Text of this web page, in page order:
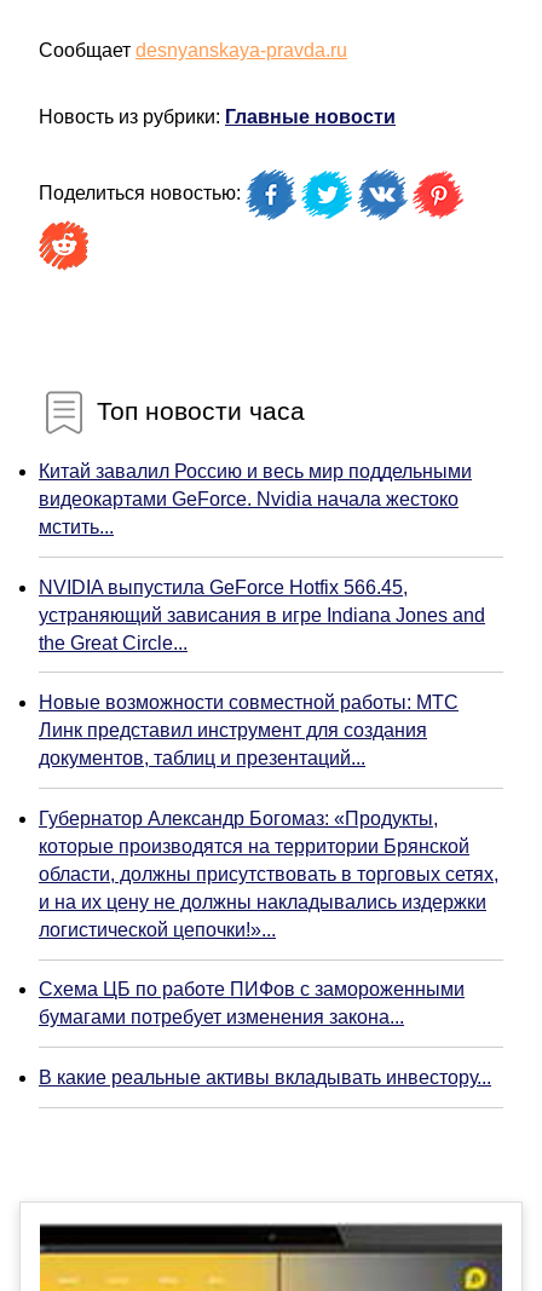
Сообщает desnyanskaya-pravda.ru
Новость из рубрики: Главные новости
Поделиться новостью:
Топ новости часа
Китай завалил Россию и весь мир поддельными
видеокартами GeForce. Nvidia начала жестоко
мстить...
NVIDIA выпустила GeForce Hotfix 566.45,
устраняющий зависания в игре Indiana Jones and
the Great Circle...
Новые возможности совместной работы: МТС
Линк представил инструмент для создания
документов, таблиц и презентаций...
Губернатор Александр Богомаз: «Продукты,
которые производятся на территории Брянской
области, должны присутствовать в торговых сетях,
и на их цену не должны накладывались издержки
логистической цепочки!»...
Схема ЦБ по работе ПИФов с замороженными
бумагами потребует изменения закона...
В какие реальные активы вкладывать инвестору...